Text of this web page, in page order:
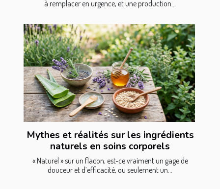
à remplacer en urgence, et une production...
Mythes et réalités sur les ingrédients
naturels en soins corporels
« Naturel » sur un flacon, est-ce vraiment un gage de
douceur et d’efficacité, ou seulement un...